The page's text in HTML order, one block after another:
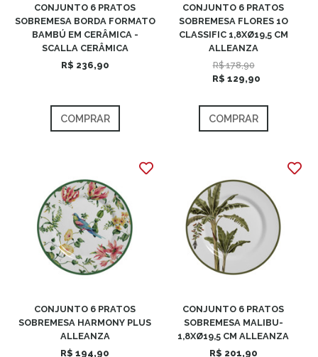
CONJUNTO 6 PRATOS
SOBREMESA BORDA FORMATO
BAMBÚ EM CERÂMICA -
SCALLA CERÂMICA
R$ 236,90
COMPRAR
CONJUNTO 6 PRATOS
SOBREMESA FLORES 1O
CLASSIFIC 1,8XØ19,5 CM
ALLEANZA
R$ 178,90
R$ 129,90
COMPRAR
CONJUNTO 6 PRATOS
SOBREMESA HARMONY PLUS
ALLEANZA
R$ 194,90
CONJUNTO 6 PRATOS
SOBREMESA MALIBU-
1,8XØ19,5 CM ALLEANZA
R$ 201,90